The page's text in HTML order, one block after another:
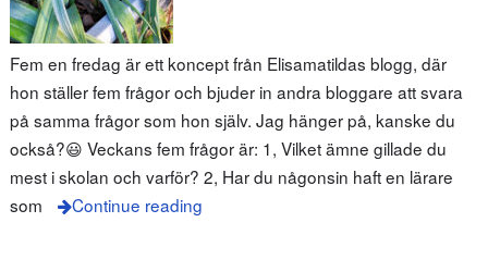
Fem en fredag är ett koncept från Elisamatildas blogg, där
hon ställer fem frågor och bjuder in andra bloggare att svara
på samma frågor som hon själv. Jag hänger på, kanske du
också?😃 Veckans fem frågor är: 1, Vilket ämne gillade du
mest i skolan och varför? 2, Har du någonsin haft en lärare
som
Continue reading